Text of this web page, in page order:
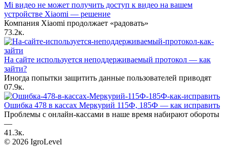
Mi видео не может получить доступ к видео на вашем
устройстве Xiaomi — решение
Компания Xiaomi продолжает «радовать»
73.2к.
На сайте используется неподдерживаемый протокол — как
зайти?
Иногда попытки защитить данные пользователей приводят
07.9к.
Ошибка 478 в кассах Меркурий 115Ф, 185Ф — как исправить
Проблемы с онлайн-кассами в наше время набирают обороты
—
41.3к.
© 2026 IgroLevel